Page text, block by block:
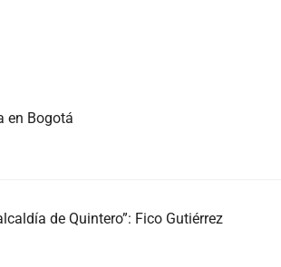
en Bogotá
de Quintero”: Fico Gutiérrez